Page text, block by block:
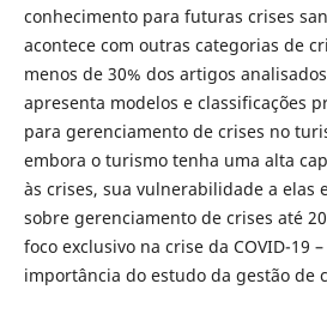
conhecimento para futuras crises
acontece com outras categorias de
menos de 30% dos artigos
apresenta modelos e classificações
para gerenciamento de crises no
embora o turismo tenha uma alta
às crises, sua vulnerabilidade a elas
sobre gerenciamento de crises até
foco exclusivo na crise da COVID-19
importância do estudo da gestão de